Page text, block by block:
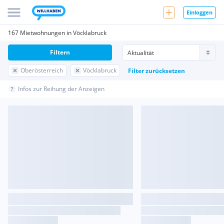
Einloggen
167 Mietwohnungen in Vöcklabruck
Oberösterreich Vöcklabruck Filter zurücksetzen
Filtern
Infos zur Reihung der Anzeigen